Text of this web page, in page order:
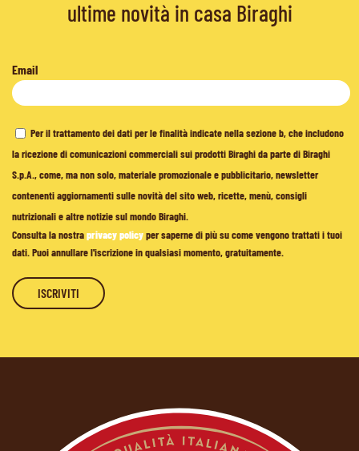
ultime novità in casa Biraghi
Email
Per il trattamento dei dati per le finalità indicate nella sezione b, che includono
la ricezione di comunicazioni commerciali sui prodotti Biraghi da parte di Biraghi
S.p.A., come, ma non solo, materiale promozionale e pubblicitario, newsletter
contenenti aggiornamenti sulle novità del sito web, ricette, menù, consigli
nutrizionali e altre notizie sul mondo Biraghi.
Consulta la nostraprivacy policyper saperne di più su come vengono trattati i tuoi
dati. Puoi annullare l'iscrizione in qualsiasi momento, gratuitamente.